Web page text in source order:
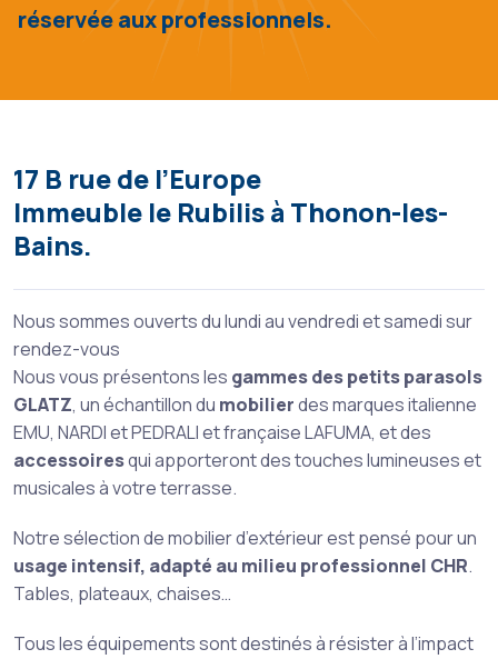
réservée aux professionnels.
17 B rue de l’Europe
Immeuble le Rubilis à Thonon-les-
Bains.
Nous sommes ouverts du lundi au vendredi et samedi sur
rendez-vous
Nous vous présentons les gammes des petits parasols
GLATZ, un échantillon du mobilierdes marques italienne
EMU, NARDI et PEDRALI et française LAFUMA, et des
accessoiresqui apporteront des touches lumineuses et
musicales à votre terrasse.
Notre sélection de mobilier d’extérieur est pensé pour un
usage intensif, adapté au milieu professionnel CHR.
Tables, plateaux, chaises…
Tous les équipements sont destinés à résister à l’impact